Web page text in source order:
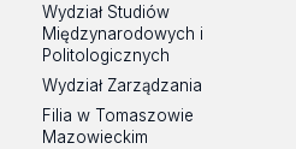
Wydział Studiów
Międzynarodowych i
Politologicznych
Wydział Zarządzania
Filia w Tomaszowie
Mazowieckim